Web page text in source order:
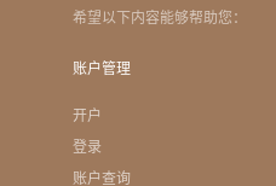
希望以下内容能够帮助您：
账户管理
开户
登录
账户查询